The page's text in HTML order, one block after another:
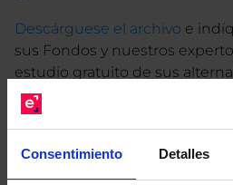
Consentimiento Detalles
Descárguese el archivo e
sus Fondos y nuestros
estudio gratuito de sus
Limpias con las que podrá